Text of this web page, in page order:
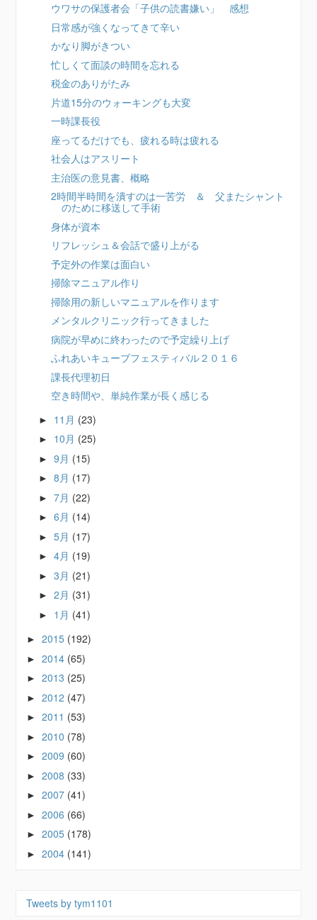
ウワサの保護者会「子供の読書嫌い」 感想
日常感が強くなってきて辛い
かなり脚がきつい
忙しくて面談の時間を忘れる
税金のありがたみ
片道15分のウォーキングも大変
一時課長役
座ってるだけでも、疲れる時は疲れる
社会人はアスリート
主治医の意見書、概略
2時間半時間を潰すのは一苦労 ＆ 父またシャント
のために移送して手術
身体が資本
リフレッシュ＆会話で盛り上がる
予定外の作業は面白い
掃除マニュアル作り
掃除用の新しいマニュアルを作ります
メンタルクリニック行ってきました
病院が早めに終わったので予定繰り上げ
ふれあいキューブフェスティバル２０１６
課長代理初日
空き時間や、単純作業が長く感じる
► 11月 (23)
► 10月 (25)
►9月 (15)
►8月 (17)
►7月 (22)
►6月 (14)
►5月 (17)
►4月 (19)
►3月 (21)
►2月 (31)
► 1月 (41)
►2015 (192)
►2014 (65)
►2013 (25)
►2012 (47)
►2011 (53)
►2010 (78)
►2009 (60)
►2008 (33)
►2007 (41)
►2006 (66)
►2005 (178)
►2004 (141)
Tweets by tym1101